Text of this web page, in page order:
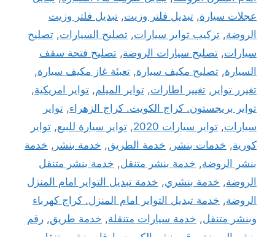
عجلات سيارة, تبديل فلتر وزيت, تبديل فلتر وزيت
الروضة, تركيب تواير سيارات, تصليح السيارات, تصليح
سيارات, تصليح سيارات الروضة, تصليح فتحة سقف
السيارة, تصليح مكيف سيارة, تعبئة غاز مكيف سيارة,
تغيرر تواير , تغيير اطارات, تواير الميلم, تواير امريكية,
تواير بريجستون. كراج الكويت. كراج الزهراء, تواير
سيارات, تواير سيارات 2020 , تواير سيارة للبيع, تواير
كورية, خدمات بنشر , خدمة الطريق, خدمة بنشر , خدمة
بنشر الروضة, خدمة بنشر متنقل, خدمة بنشر متنقل
الروضة, خدمة بنشري, خدمة تبديل التواير امام المنزل
الروضة, خدمة تبديل التواير امام المنزل. كراج كهرباء
وبنشر متنقل, خدمة سيارات متنقلة, خدمة طريق, رقم